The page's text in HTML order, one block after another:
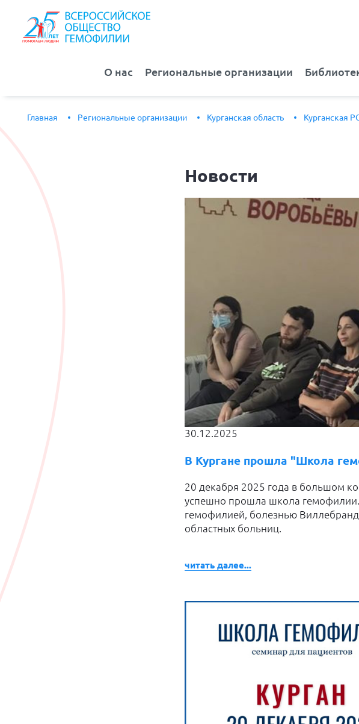
О нас Региональные организации
Главная Региональные организации Курганская область Курганская
Новости
30.12.2025
В Кургане прошла "Школа
20 декабря 2025 года в большом
успешно прошла школа гемофилии.
гемофилией, болезнью
областных больниц.
читать далее...